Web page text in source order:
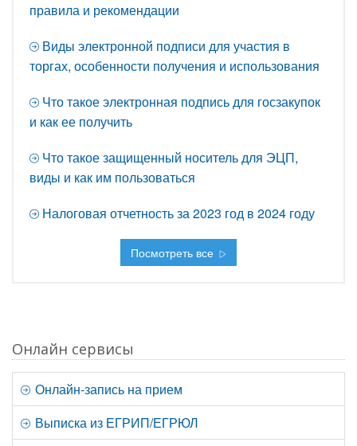
правила и рекомендации
Виды электронной подписи для участия в
торгах, особенности получения и использования
Что такое электронная подпись для госзакупок
и как ее получить
Что такое защищенный носитель для ЭЦП,
виды и как им пользоваться
Налоговая отчетность за 2023 год в 2024 году
Посмотреть все
Онлайн сервисы
Онлайн-запись на прием
Выписка из ЕГРИП/ЕГРЮЛ